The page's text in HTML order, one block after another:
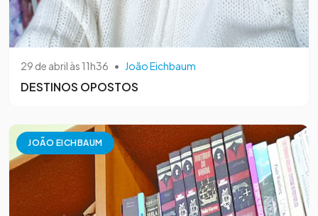
29 de abril às 11h36 • João Eichbaum
DESTINOS OPOSTOS
JOÃO EICHBAUM